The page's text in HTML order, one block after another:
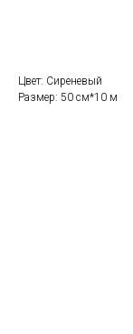
Цвет: Сиреневый
Размер: 50 см*10 м